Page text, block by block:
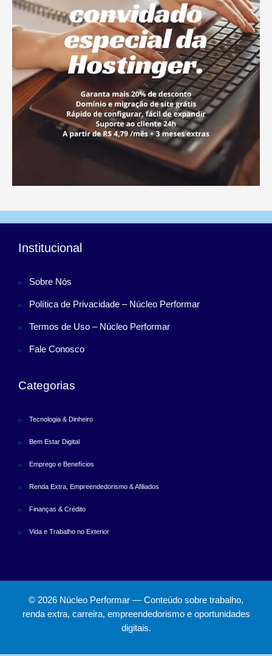
Institucional
Sobre Nós
Política de Privacidade – Núcleo Performar
Termos de Uso – Núcleo Performar
Fale Conosco
Categorias
Tecnologia & Dinheiro
Bem Estar Digital
Emprego e Benefícios
Renda Extra, Empreendedorismo & Afiliados
Finanças & Crédito
Vida e Trabalho no Exterior
© 2026 Núcleo Performar — Conteúdo sobre trabalho,
renda extra, carreira, empreendedorismo e oportunidades
digitais.